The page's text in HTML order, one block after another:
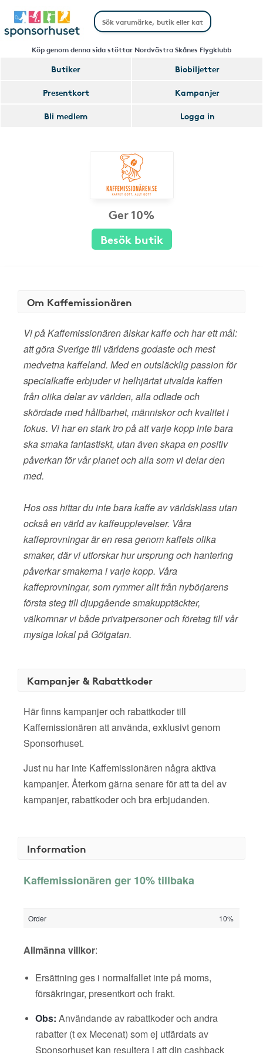
Köp genom denna sida stöttar Nordvästra Skånes Flygklubb
Butiker
Biobiljetter
Presentkort
Kampanjer
Bli medlem
Logga in
Ger 10%
Besök butik
Om Kaffemissionären
Vi på Kaffemissionären älskar kaffe och har ett mål:
att göra Sverige till världens godaste och mest
medvetna kaffeland. Med en outsläcklig passion för
specialkaffe erbjuder vi helhjärtat utvalda kaffen
från olika delar av världen, alla odlade och
skördade med hållbarhet, människor och kvalitet i
fokus. Vi har en stark tro på att varje kopp inte bara
ska smaka fantastiskt, utan även skapa en positiv
påverkan för vår planet och alla som vi delar den
med.
Hos oss hittar du inte bara kaffe av världsklass utan
också en värld av kaffeupplevelser. Våra
kaffeprovningar är en resa genom kaffets olika
smaker, där vi utforskar hur ursprung och hantering
påverkar smakerna i varje kopp. Våra
kaffeprovningar, som rymmer allt från nybörjarens
första steg till djupgående smakupptäckter,
välkomnar vi både privatpersoner och företag till vår
mysiga lokal på Götgatan.
Kampanjer & Rabattkoder
Här finns kampanjer och rabattkoder till
Kaffemissionären att använda, exklusivt genom
Sponsorhuset.
Just nu har inte Kaffemissionären några aktiva
kampanjer. Återkom gärna senare för att ta del av
kampanjer, rabattkoder och bra erbjudanden.
Information
Kaffemissionären ger 10% tillbaka
Order 10%
Allmänna villkor:
Ersättning ges i normalfallet inte på moms,
försäkringar, presentkort och frakt.
Obs: Användande av rabattkoder och andra
rabatter (t ex Mecenat) som ej utfärdats av
Sponsorhuset kan resultera i att din cashback